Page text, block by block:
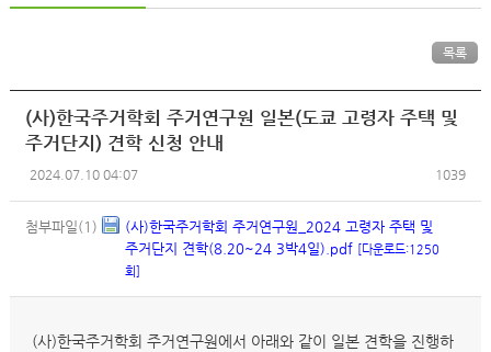
목록
(사)한국주거학회 주거연구원 일본(도쿄 고령자 주택 및
주거단지) 견학 신청 안내
2024.07.10 04:07 1039
첨부파일(1)
(사)한국주거학회 주거연구원_2024 고령자 주택 및
주거단지 견학(8.20~24 3박4일).pdf [다운로드:1250
회]
(사)한국주거학회 주거연구원에서 아래와 같이 일본 견학을 진행하